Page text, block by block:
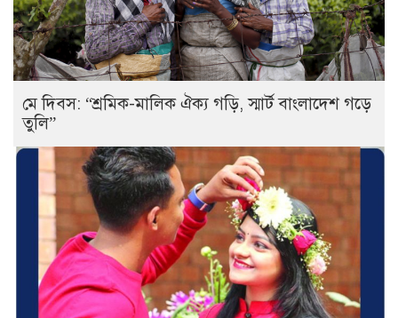
মে দিবস: “শ্রমিক-মালিক ঐক্য গড়ি, স্মার্ট বাংলাদেশ গড়ে
তুলি”